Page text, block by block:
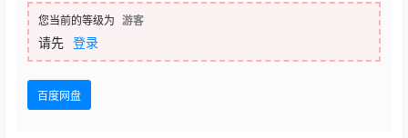
您当前的等级为 游客
请先 登录
百度网盘